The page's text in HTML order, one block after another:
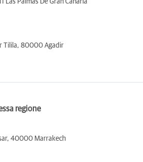
Tilila, 80000 Agadir
regione
40000 Marrakech